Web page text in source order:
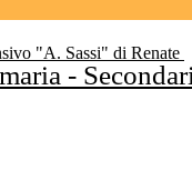
"A. Sassi" di Renate
-